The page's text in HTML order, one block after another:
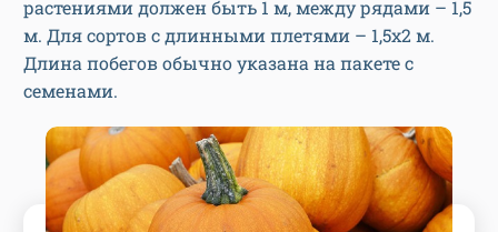
растениями должен быть 1 м, между рядами – 1,5
м. Для сортов с длинными плетями – 1,5х2 м.
Длина побегов обычно указана на пакете с
семенами.